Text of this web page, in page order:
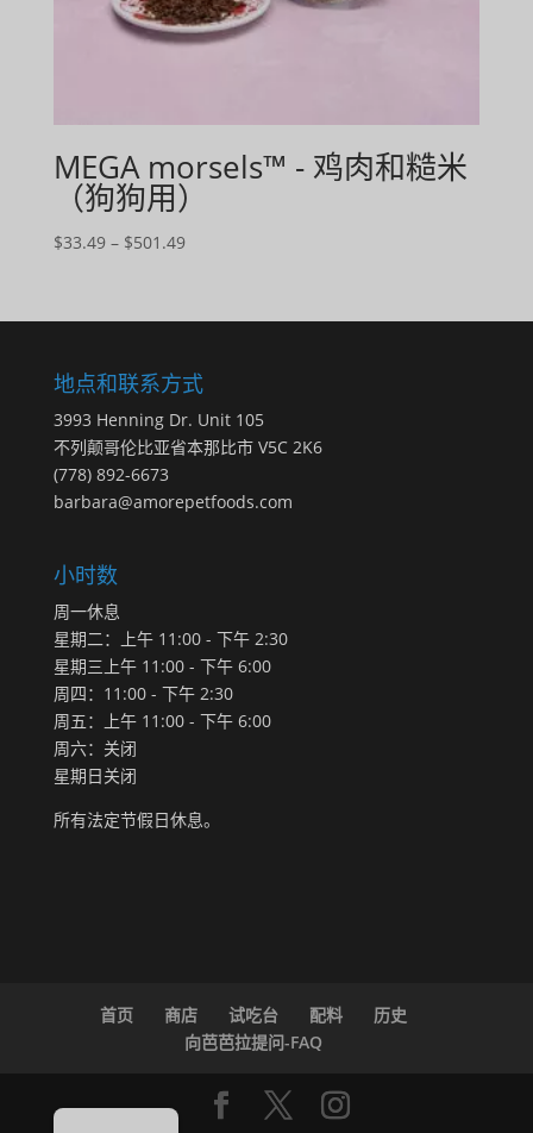
MEGA morsels™ - 鸡肉和糙米
（狗狗用）
$33.49 – $501.49价
围：
至
地点和联系方式
3993 Henning Dr. Unit 105
不列颠哥伦比亚省本那比市 V5C 2K6
(778) 892-6673
barbara@amorepetfoods.com
小时数
周一休息
星期二：上午 11:00 - 下午 2:30
星期三上午 11:00 - 下午 6:00
周四：11:00 - 下午 2:30
周五：上午 11:00 - 下午 6:00
周六：关闭
星期日关闭
所有法定节假日休息。
首页 商店 试吃台 配料
历史
向芭芭拉提问-FAQ